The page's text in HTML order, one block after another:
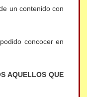
un contenido con
concocer en
AQUELLOS QUE